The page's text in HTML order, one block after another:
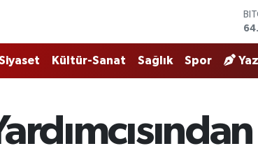
Kültür-Sanat Sağlık Spor